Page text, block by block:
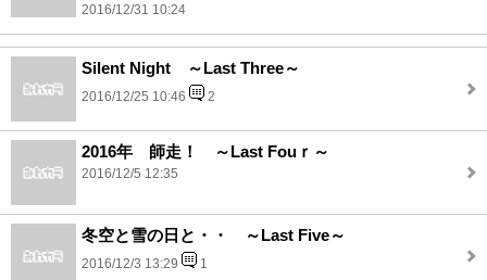
2016/12/31 10:24
Silent Night ～Last Three～
2016/12/25 10:46 2
2016年 師走！ ～Last Fouｒ～
2016/12/5 12:35
冬空と雪の日と・・ ～Last Five～
2016/12/3 13:29 1